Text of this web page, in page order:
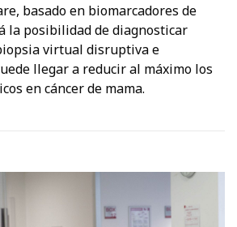
basado en biomarcadores de
la posibilidad de diagnosticar
virtual disruptiva e
llegar a reducir al máximo los
en cáncer de mama.